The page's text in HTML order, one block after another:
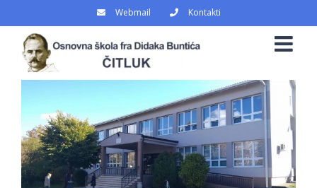
content
Webmail Kontakti
Larger
Image